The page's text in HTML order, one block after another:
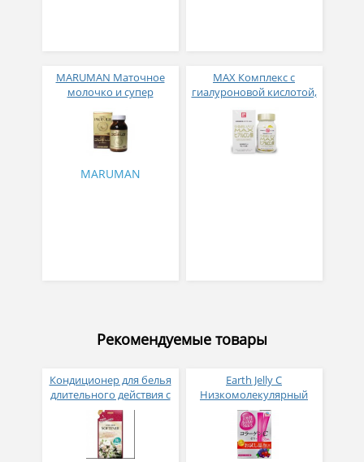
MARUMAN Маточное
молочко и супер
MARUMAN
МАХ Комплекс с
гиалуроновой кислотой,
молочком и Омега 3 №
60
Рекомендуемые товары
Кондиционер для белья
длительного действия с
аромакапсулами с
экзотическим ароматом
500 мл
Earth Jelly C
Низкомолекулярный
рыбный коллаген с
витамином С и 5
активных компонентов
с ягодным вкусом 8 гр